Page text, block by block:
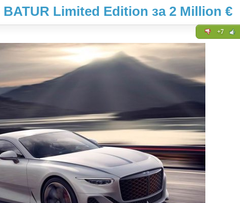
BATUR Limited Edition за 2 Million €
+7